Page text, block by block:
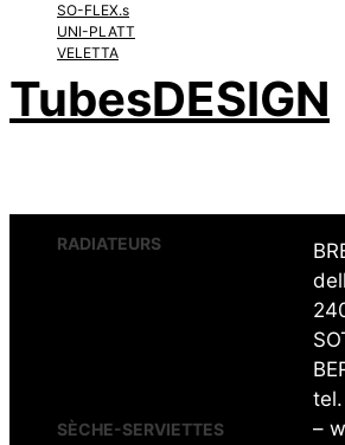
SO-FLEX.s
UNI-PLATT
VELETTA
TubesDESIGN
RADIATEURS
SÈCHE-SERVIETTES
tel.
–